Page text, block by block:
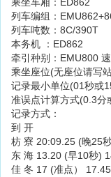
列车编组：
列车吨数：8C/390T
本务机 ：ED862
牵引种别：EMU800
乘坐座位(无座位请写
记录最小单位(01秒或
准误点计算方式(0.3分
记录方式：
到 开
枋 寮 20:09.25 (晚25
东 海 13.20 (早10秒)
佳 冬 17 (准点） 17.45